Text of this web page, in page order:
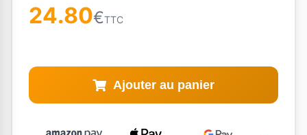
24.80€TTC
Ajouter au panier